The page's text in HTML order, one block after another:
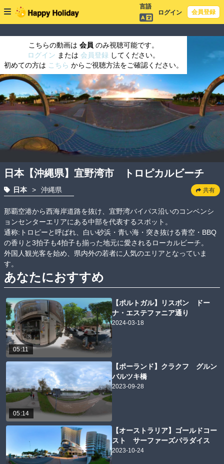
言語
ログイン
会員登録
こちらの動画は 会員 のみ視聴可能です。
ログイン または 会員登録 してください。
初めての方は こちら からご視聴方法をご確認ください。
日本【沖縄県】宜野湾市 トロピカルビーチ
日本 > 沖縄県 共有
那覇空港から西海岸道路を抜け、宜野湾バイパス沿いのコンベンシ
ョンセンターエリアにある中部を代表するスポット。
通称:トロピーと呼ばれ、白い砂浜・青い海・突き抜ける青空・BBQ
の香りと3拍子も4拍子も揃った地元に愛されるローカルビーチ。
外国人観光客を始め、県内外の若者に人気のエリアとなっていま
す。
あなたにおすすめ
05:11
【ポルトガル】リスボン ドー
ナ・エステファニア通り
2024-03-18
05:14
【ポーランド】クラクフ グルン
バルツキ橋
2023-09-28
【オーストラリア】ゴールドコー
スト サーファーズパラダイス
2023-10-24